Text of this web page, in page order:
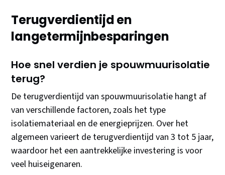
Terugverdientijd en
langetermijnbesparingen
Hoe snel verdien je spouwmuurisolatie
terug?
De terugverdientijd van spouwmuurisolatie hangt af
van verschillende factoren, zoals het type
isolatiemateriaal en de energieprijzen. Over het
algemeen varieert de terugverdientijd van 3 tot 5 jaar,
waardoor het een aantrekkelijke investering is voor
veel huiseigenaren.